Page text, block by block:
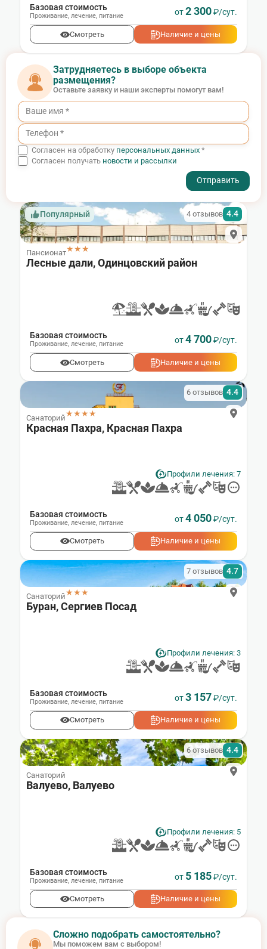
Базовая стоимость
Проживание, лечение, питание от2 300₽/сут.
Смотреть Наличие и цены
Затрудняетесь в выборе объекта
размещения?
Оставьте заявку и наши эксперты помогут вам!
Согласен на обработку персональных данных *
Согласен получать новости и рассылки
Популярный
Пансионат★★★
4 отзывов 4.4
Лесные дали, Одинцовский район
Базовая стоимость
Проживание, лечение, питание от4 700₽/сут.
Смотреть Наличие и цены
Санаторий★★★★
6 отзывов 4.4
Красная Пахра, Красная Пахра
Профили лечения: 7
Базовая стоимость
Проживание, лечение, питание от4 050₽/сут.
Смотреть Наличие и цены
Санаторий★★★
7 отзывов 4.7
Буран, Сергиев Посад
Профили лечения: 3
Базовая стоимость
Проживание, лечение, питание от3 157₽/сут.
Смотреть Наличие и цены
Санаторий
6 отзывов 4.4
Валуево, Валуево
Профили лечения: 5
Базовая стоимость
Проживание, лечение, питание от 5 185₽/сут.
Смотреть Наличие и цены
Сложно подобрать самостоятельно?
Мы поможем вам с выбором!